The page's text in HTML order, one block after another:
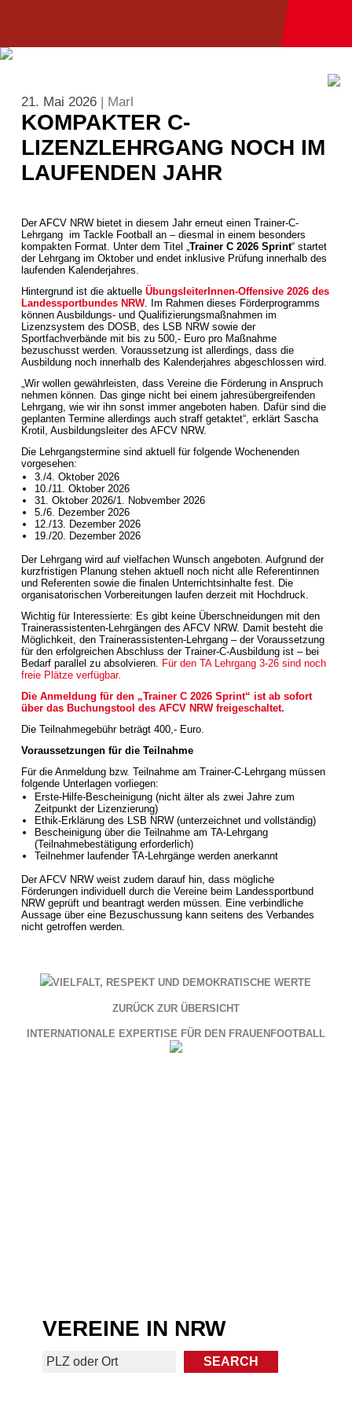
21. Mai 2026 | Marl
KOMPAKTER C-
LIZENZLEHRGANG NOCH IM
LAUFENDEN JAHR
Der AFCV NRW bietet in diesem Jahr erneut einen Trainer-C-
Lehrgang im Tackle Football an – diesmal in einem besonders
kompakten Format. Unter dem Titel „Trainer C 2026 Sprint“ startet
der Lehrgang im Oktober und endet inklusive Prüfung innerhalb des
laufenden Kalenderjahres.
Hintergrund ist die aktuelle ÜbungsleiterInnen-Offensive 2026 des
Landessportbundes NRW. Im Rahmen dieses Förderprogramms
können Ausbildungs- und Qualifizierungsmaßnahmen im
Lizenzsystem des DOSB, des LSB NRW sowie der
Sportfachverbände mit bis zu 500,- Euro pro Maßnahme
bezuschusst werden. Voraussetzung ist allerdings, dass die
Ausbildung noch innerhalb des Kalenderjahres abgeschlossen wird.
„Wir wollen gewährleisten, dass Vereine die Förderung in Anspruch
nehmen können. Das ginge nicht bei einem jahresübergreifenden
Lehrgang, wie wir ihn sonst immer angeboten haben. Dafür sind die
geplanten Termine allerdings auch straff getaktet“, erklärt Sascha
Krotil, Ausbildungsleiter des AFCV NRW.
Die Lehrgangstermine sind aktuell für folgende Wochenenden
vorgesehen:
3./4. Oktober 2026
10./11. Oktober 2026
31. Oktober 2026/1. Nobvember 2026
5./6. Dezember 2026
12./13. Dezember 2026
19./20. Dezember 2026
Der Lehrgang wird auf vielfachen Wunsch angeboten. Aufgrund der
kurzfristigen Planung stehen aktuell noch nicht alle Referentinnen
und Referenten sowie die finalen Unterrichtsinhalte fest. Die
organisatorischen Vorbereitungen laufen derzeit mit Hochdruck.
Wichtig für Interessierte: Es gibt keine Überschneidungen mit den
Trainerassistenten-Lehrgängen des AFCV NRW. Damit besteht die
Möglichkeit, den Trainerassistenten-Lehrgang – der Voraussetzung
für den erfolgreichen Abschluss der Trainer-C-Ausbildung ist – bei
Bedarf parallel zu absolvieren. Für den TA Lehrgang 3-26 sind noch
freie Plätze verfügbar.
Die Anmeldung für den „Trainer C 2026 Sprint“ ist ab sofort
über das Buchungstool des AFCV NRW freigeschaltet.
Die Teilnahmegebühr beträgt 400,- Euro.
Voraussetzungen für die Teilnahme
Für die Anmeldung bzw. Teilnahme am Trainer-C-Lehrgang müssen
folgende Unterlagen vorliegen:
Erste-Hilfe-Bescheinigung (nicht älter als zwei Jahre zum
Zeitpunkt der Lizenzierung)
Ethik-Erklärung des LSB NRW (unterzeichnet und vollständig)
Bescheinigung über die Teilnahme am TA-Lehrgang
(Teilnahmebestätigung erforderlich)
Teilnehmer laufender TA-Lehrgänge werden anerkannt
Der AFCV NRW weist zudem darauf hin, dass mögliche
Förderungen individuell durch die Vereine beim Landessportbund
NRW geprüft und beantragt werden müssen. Eine verbindliche
Aussage über eine Bezuschussung kann seitens des Verbandes
nicht getroffen werden.
VIELFALT, RESPEKT UND DEMOKRATISCHE WERTE
ZURÜCK ZUR ÜBERSICHT
INTERNATIONALE EXPERTISE FÜR DEN FRAUENFOOTBALL
VEREINE IN NRW